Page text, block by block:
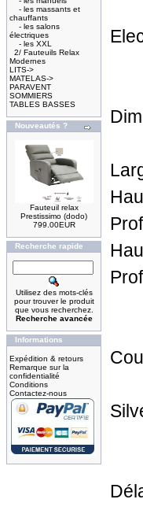
- les massants et
chauffants
- les salons
électriques
- les XXL
2/ Fauteuils Relax
Modernes
LITS->
MATELAS->
PARAVENT
SOMMIERS
TABLES BASSES
Nouveautés ?
Fauteuil relax
Prestissimo (dodo)
799.00EUR
Recherche rapide
Utilisez des mots-clés
pour trouver le produit
que vous recherchez.
Recherche avancée
Informations
Expédition & retours
Remarque sur la
confidentialité
Conditions
Contactez-nous